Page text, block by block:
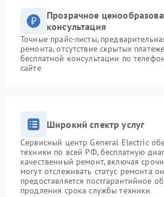
Прозрачное
консультация
Точные прайс-листы,
ремонта, отсутствие скрытых
бесплатной консультации по
сайте
Широкий спектр услуг
Сервисный центр General Electric
техники по всей РФ, бесплатную
качественный ремонт, включая
могут отслеживать статус ремонта
предоставляется постгарантийное
продления срока службы техники